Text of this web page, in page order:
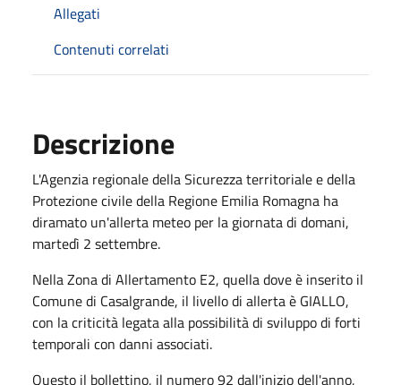
Allegati
Contenuti correlati
Descrizione
L'Agenzia regionale della Sicurezza territoriale e della
Protezione civile della Regione Emilia Romagna ha
diramato un'allerta meteo per la giornata di domani,
martedì 2 settembre.
Nella Zona di Allertamento E2, quella dove è inserito il
Comune di Casalgrande, il livello di allerta è GIALLO,
con la criticità legata alla possibilità di sviluppo di forti
temporali con danni associati.
Questo il bollettino, il numero 92 dall'inizio dell'anno,